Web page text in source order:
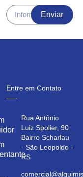
Enviar
Entre em Contato
Rua Antônio
Luiz Spolier, 90
Bairro Scharlau
- São Leopoldo -
RS